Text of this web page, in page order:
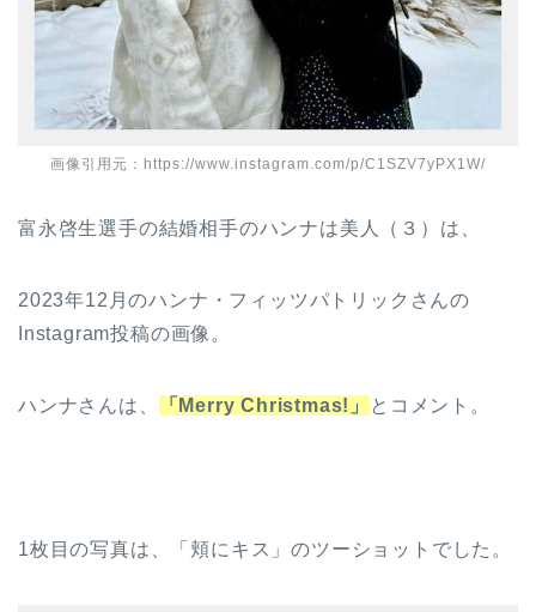
画像引用元：https://www.instagram.com/p/C1SZV7yPX1W/
富永啓生選手の結婚相手のハンナは美人（３）は、
2023年12月のハンナ・フィッツパトリックさんの
Instagram投稿の画像。
ハンナさんは、 「Merry Christmas!」 とコメント。
1枚目の写真は、「頬にキス」のツーショットでした。